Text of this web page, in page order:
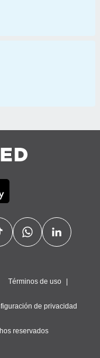
Términos de uso
de privacidad
reservados